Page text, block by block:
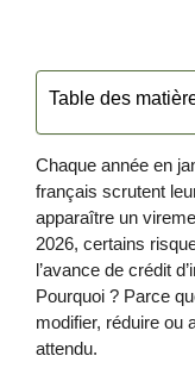
Table des
Chaque année en
français scrutent
apparaître un
2026, certains
l’avance de crédit
Pourquoi ? Parce
modifier, réduire ou
attendu.